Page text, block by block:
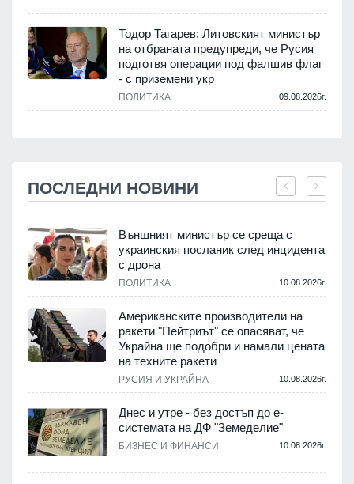
Тодор Тагарев: Литовският министър
на отбраната предупреди, че Русия
подготвя операции под фалшив флаг
- с приземени укр
ПОЛИТИКА 09.08.2026г.
ПОСЛЕДНИ НОВИНИ
Външният министър се среща с
украинския посланик след инцидента
с дрона
ПОЛИТИКА 10.08.2026г.
Американските производители на
ракети "Пейтриът" се опасяват, че
Украйна ще подобри и намали цената
на техните ракети
РУСИЯ И УКРАЙНА 10.08.2026г.
Днес и утре - без достъп до е-
системата на ДФ "Земеделие"
БИЗНЕС И ФИНАНСИ 10.08.2026г.